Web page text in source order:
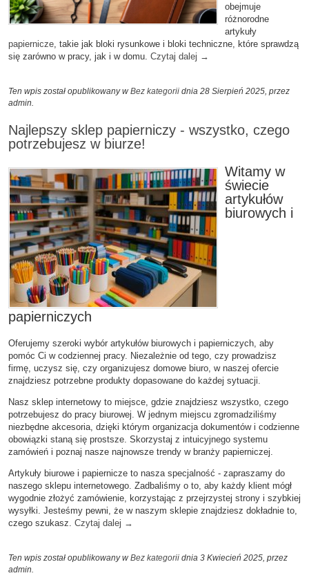
obejmuje
różnorodne
artykuły
papiernicze , takie jak bloki rysunkowe i bloki techniczne, które sprawdzą
się zarówno w pracy, jak i w domu. Czytaj dalej →
Ten wpis został opublikowany w Bez kategorii dnia 28 Sierpień 2025, przez
admin
Najlepszy sklep papierniczy - wszystko, czego
potrzebujesz w biurze!
Witamy w
świecie
artykułów
biurowych i
papierniczych
Oferujemy szeroki wybór artykułów biurowych i papierniczych, aby
pomóc Ci w codziennej pracy. Niezależnie od tego, czy prowadzisz
firmę, uczysz się, czy organizujesz domowe biuro, w naszej ofercie
znajdziesz potrzebne produkty dopasowane do każdej sytuacji.
Nasz sklep internetowy to miejsce, gdzie znajdziesz wszystko, czego
potrzebujesz do pracy biurowej. W jednym miejscu zgromadziliśmy
niezbędne akcesoria, dzięki którym organizacja dokumentów i codzienne
obowiązki staną się prostsze. Skorzystaj z intuicyjnego systemu
zamówień i poznaj nasze najnowsze trendy w branży papierniczej.
Artykuły biurowe i papiernicze to nasza specjalność - zapraszamy do
naszego sklepu internetowego. Zadbaliśmy o to, aby każdy klient mógł
wygodnie złożyć zamówienie, korzystając z przejrzystej strony i szybkiej
wysyłki. Jesteśmy pewni, że w naszym sklepie znajdziesz dokładnie to,
czego szukasz. Czytaj dalej →
Ten wpis został opublikowany w Bez kategorii dnia 3 Kwiecień 2025, przez
admin.